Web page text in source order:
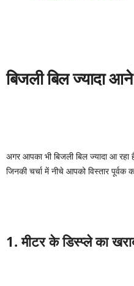
बिजली बिल ज्यादा
अगर आपका भी बिजली बिल ज्यादा आ
जिनकी चर्चा में नीचे आपको विस्तार
1. मीटर के डिस्प्ले का